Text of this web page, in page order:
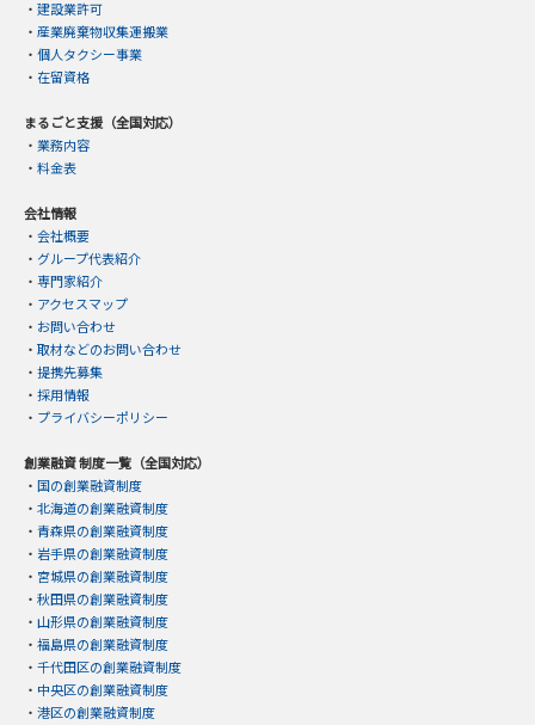
・ 建設業許可
・ 産業廃棄物収集運搬業
・ 個人タクシー事業
・ 在留資格
まるごと支援（全国対応）
・ 業務内容
・ 料金表
会社情報
・ 会社概要
・ グループ代表紹介
・ 専門家紹介
・ アクセスマップ
・ お問い合わせ
・ 取材などのお問い合わせ
・ 提携先募集
・ 採用情報
・ プライバシーポリシー
創業融資 制度一覧（全国対応）
・ 国の創業融資制度
・ 北海道の創業融資制度
・ 青森県の創業融資制度
・ 岩手県の創業融資制度
・ 宮城県の創業融資制度
・ 秋田県の創業融資制度
・ 山形県の創業融資制度
・ 福島県の創業融資制度
・ 千代田区の創業融資制度
・ 中央区の創業融資制度
・ 港区の創業融資制度